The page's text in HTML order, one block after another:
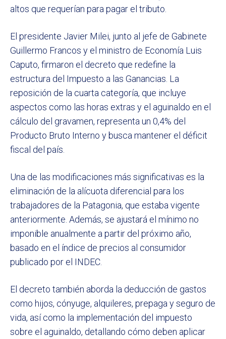
altos que requerían para pagar el tributo.
El presidente Javier Milei, junto al jefe de Gabinete
Guillermo Francos y el ministro de Economía Luis
Caputo, firmaron el decreto que redefine la
estructura del Impuesto a las Ganancias. La
reposición de la cuarta categoría, que incluye
aspectos como las horas extras y el aguinaldo en el
cálculo del gravamen, representa un 0,4% del
Producto Bruto Interno y busca mantener el déficit
fiscal del país.
Una de las modificaciones más significativas es la
eliminación de la alícuota diferencial para los
trabajadores de la Patagonia, que estaba vigente
anteriormente. Además, se ajustará el mínimo no
imponible anualmente a partir del próximo año,
basado en el índice de precios al consumidor
publicado por el INDEC.
El decreto también aborda la deducción de gastos
como hijos, cónyuge, alquileres, prepaga y seguro de
vida, así como la implementación del impuesto
sobre el aguinaldo, detallando cómo deben aplicar